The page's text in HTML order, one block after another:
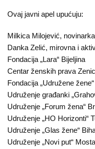
Ovaj javni apel upućuju:
Milkica Milojević,
Danka Zelić, mirovna i
Fondacija „Lara“ Bijeljina
Centar ženskih prava
Fondacija „Udružene
Udruženje građanki
Udruženje „Forum žena“
Udruženje „HO Horizonti“
Udruženje „Glas žene“
Udruženje „Novi put“